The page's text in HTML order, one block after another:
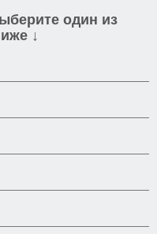
один из
↓